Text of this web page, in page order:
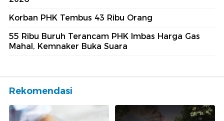
Korban PHK Tembus 43 Ribu Orang
55 Ribu Buruh Terancam PHK Imbas Harga Gas
Mahal, Kemnaker Buka Suara
Rekomendasi